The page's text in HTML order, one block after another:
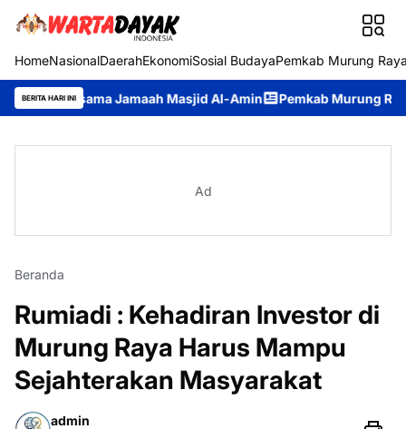
HomeNasionalDaerahEkonomiSosial BudayaPemkab Murung
BERITA HARI INI
Jamaah Masjid Al-Amin Pemkab Murung Raya Lepas
Ad
Beranda
Rumiadi : Kehadiran Investor di
Murung Raya Harus Mampu
Sejahterakan Masyarakat
admin